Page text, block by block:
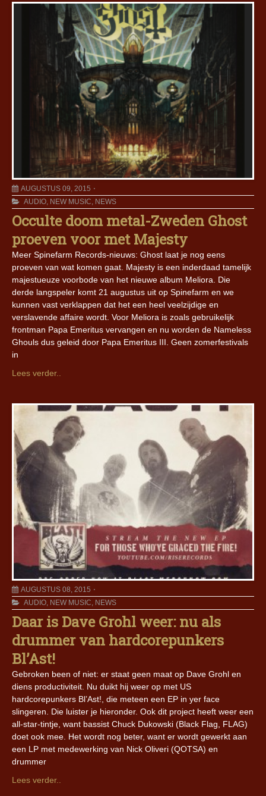
AUGUSTUS 09, 2015
AUDIO NEW MUSIC NEWS
Occulte doom metal-Zweden Ghost
proeven voor met Majesty
Meer Spinefarm Records-nieuws: Ghost laat je nog eens
proeven van wat komen gaat. Majesty is een inderdaad tamelijk
majestueuze voorbode van het nieuwe album Meliora. Die
derde langspeler komt 21 augustus uit op Spinefarm en we
kunnen vast verklappen dat het een heel veelzijdige en
verslavende affaire wordt. Voor Meliora is zoals gebruikelijk
frontman Papa Emeritus vervangen en nu worden de Nameless
Ghouls dus geleid door Papa Emeritus III. Geen zomerfestivals
in
Lees verder..
AUGUSTUS 08, 2015
AUDIO, NEW MUSIC, NEWS
Daar is Dave Grohl weer: nu als
drummer van hardcorepunkers
Bl’Ast!
Gebroken been of niet: er staat geen maat op Dave Grohl en
diens productiviteit. Nu duikt hij weer op met US
hardcorepunkers Bl’Ast!, die meteen een EP in yer face
slingeren. Die luister je hieronder. Ook dit project heeft weer een
all-star-tintje, want bassist Chuck Dukowski (Black Flag, FLAG)
doet ook mee. Het wordt nog beter, want er wordt gewerkt aan
een LP met medewerking van Nick Oliveri (QOTSA) en
drummer
Lees verder..